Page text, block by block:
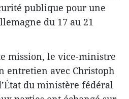
publique pour une
du 17 au 21
mission, le vice-ministre
entretien avec Christoph
du ministère fédéral